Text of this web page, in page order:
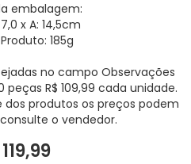
embalagem:
7,0 x A: 14,5cm
185g
no campo Observações
R$ 109,99 cada unidade.
produtos os preços podem
o vendedor.